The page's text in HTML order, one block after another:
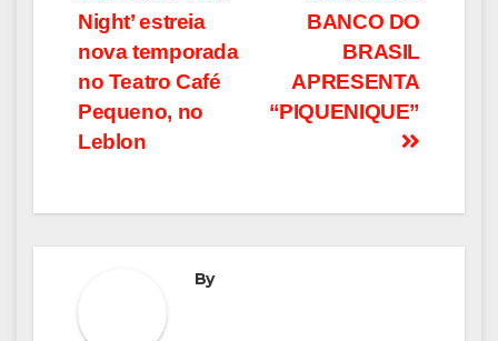
de
Post
BANCO DO
BRASIL
APRESENTA
“PIQUENIQUE”
Night’ estreia
nova temporada
no Teatro Café
Pequeno, no
Leblon
By